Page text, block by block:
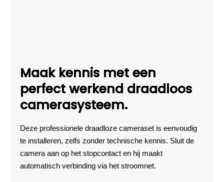
Maak kennis met een
perfect werkend draadloos
camerasysteem.
Deze professionele draadloze cameraset is eenvoudig
te installeren, zelfs zonder technische kennis. Sluit de
camera aan op het stopcontact en hij maakt
automatisch verbinding via het stroomnet.